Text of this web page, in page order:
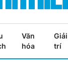
Văn
hóa
Giải
trí